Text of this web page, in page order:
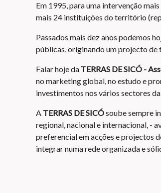
Em 1995, para uma intervenção
mais 24 instituições do território
Passados mais dez anos podemos
públicas, originando um projecto
Falar hoje da TERRAS DE SICÓ -
no marketing global, no estudo e
investimentos nos vários sectores
A TERRAS DE SICÓsoube sempre
regional, nacional e internacional, -
preferencial em acções e projectos
integrar numa rede organizada e